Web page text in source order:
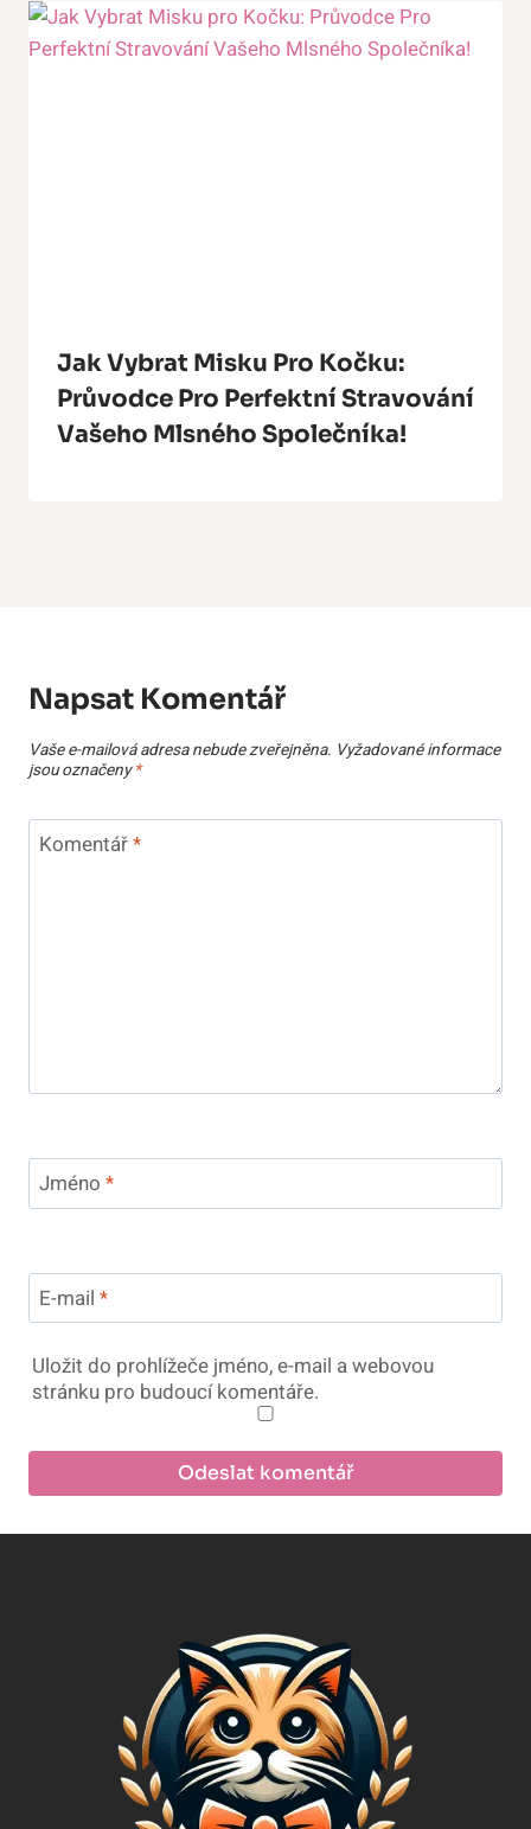
Jak Vybrat Misku Pro Kočku:
Průvodce Pro Perfektní Stravování
Vašeho Mlsného Společníka!
Napsat Komentář
Vaše e-mailová adresa nebude zveřejněna. Vyžadované informace
jsou označeny*
Komentář*
Jméno *
E-mail *
Uložit do prohlížeče jméno, e-mail a webovou
stránku pro budoucí komentáře.